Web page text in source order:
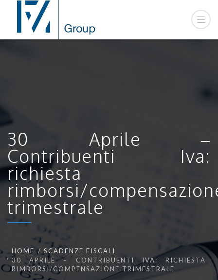
30 Aprile –
Contribuenti Iva:
richiesta
rimborsi/
trimestrale
HOME
SCADENZE FISCALI
30 APRILE – CONTRIBUENTI IVA: RICHIESTA
RIMBORSI/COMPENSAZIONE TRIMESTRALE